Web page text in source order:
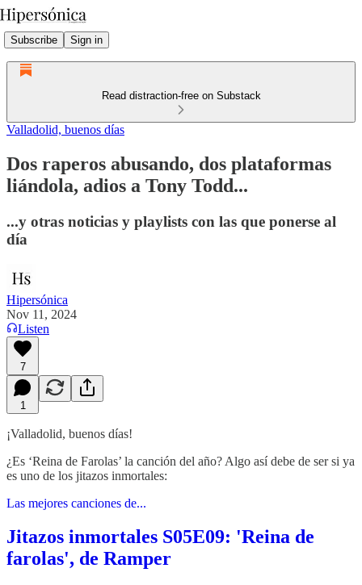
Subscribe Sign in
Read distraction-free on Substack
Valladolid, buenos días
Dos raperos abusando, dos plataformas
liándola, adios a Tony Todd...
...y otras noticias y playlists con las que ponerse al
día
Hipersónica
Nov 11, 2024
Listen
7
1
¡Valladolid, buenos días!
¿Es ‘Reina de Farolas’ la canción del año? Algo así debe de ser si ya
es uno de los jitazos inmortales:
Las mejores canciones de...
Jitazos inmortales S05E09: 'Reina de
farolas', de Ramper